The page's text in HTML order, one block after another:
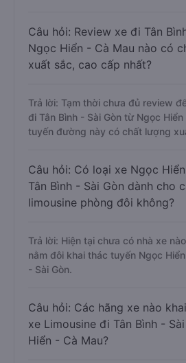
Câu hỏi: Review xe đi Tân
Ngọc Hiển - Cà Mau nào có
xuất sắc, cao cấp nhất?
Trả lời: Tạm thời chưa đủ review
đi Tân Bình - Sài Gòn từ Ngọc
tuyến đường này có chất lượng
Câu hỏi: Có loại xe Ngọc
Tân Bình - Sài Gòn dành cho
limousine phòng đôi không?
Trả lời: Hiện tại chưa có nhà xe
nằm đôi khai thác tuyến Ngọc
- Sài Gòn.
Câu hỏi: Các hãng xe nào
xe Limousine đi Tân Bình -
Hiển - Cà Mau?